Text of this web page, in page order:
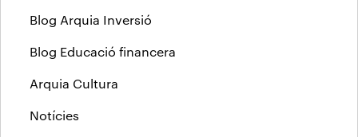
Blog Arquia Inversió
Blog Educació financera
Arquia Cultura
Notícies